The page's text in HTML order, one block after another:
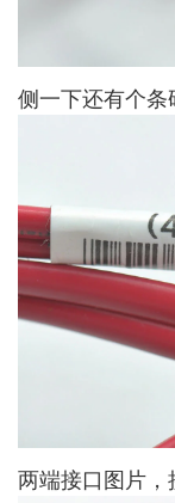
侧一下还有个条
两端接口图片，